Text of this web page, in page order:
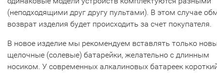
(неподходящими друг другу пультами). В этом случае
возврат изделия будет происходить за счет покупателя.
В новое изделие мы рекомендуем вставлять только
щелочные (солевые) батарейки, желательно с длинным
носиком. У современных алкалиновых батареек